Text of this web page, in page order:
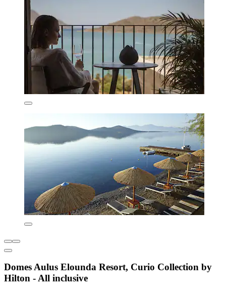
Domes Aulus Elounda Resort, Curio Collection by
Hilton - All inclusive